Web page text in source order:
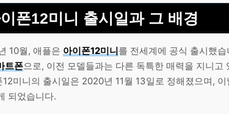
폰12미니 출시일과 그 배경
10월, 애플은 아이폰12미니를 전세계에 공식 출시했
트폰으로, 이전 모델들과는 다른 독특한 매력을 지니고
12미니의 출시일은 2020년 11월 13일로 정해졌으며,
되었습니다.